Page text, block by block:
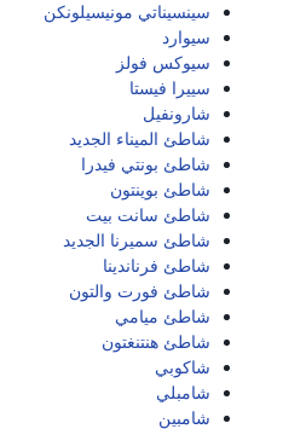
سينسيناتي مونيسيلونكن
سيوارد
سيوكس فولز
سييرا فيستا
شارونفيل
شاطئ الميناء الجديد
شاطئ بونتي فيدرا
شاطئ بوينتون
شاطئ سانت بيت
شاطئ سميرنا الجديد
شاطئ فرناندينا
شاطئ فورت والتون
شاطئ ميامي
شاطئ هنتنغتون
شاكوبي
شامبلي
شامبين